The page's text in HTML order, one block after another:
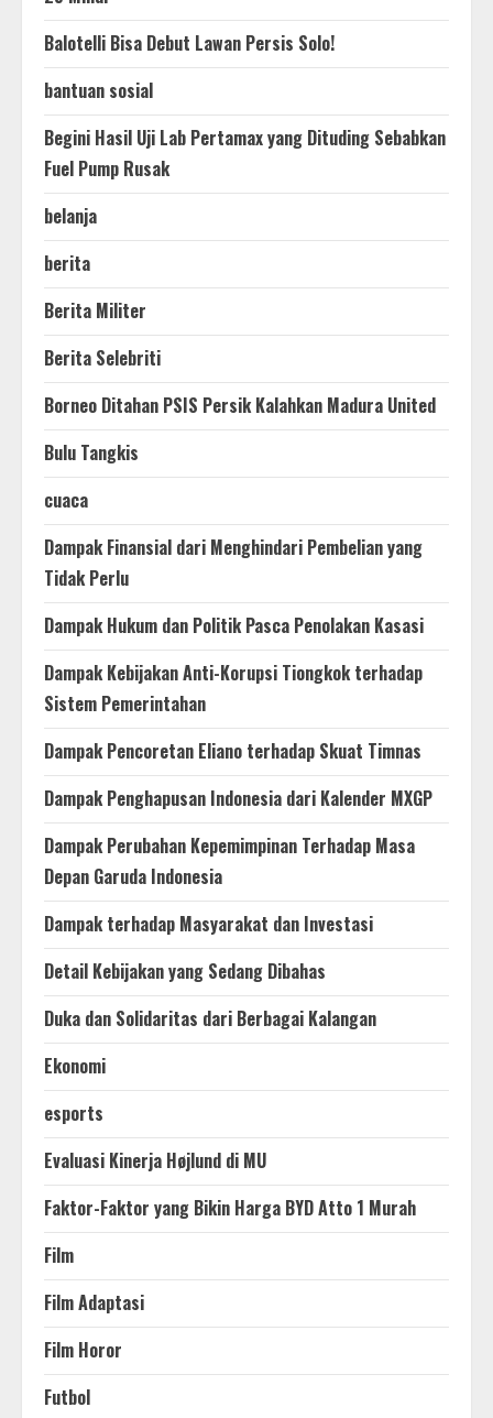
Balotelli Bisa Debut Lawan Persis Solo!
bantuan sosial
Begini Hasil Uji Lab Pertamax yang Dituding Sebabkan
Fuel Pump Rusak
belanja
berita
Berita Militer
Berita Selebriti
Borneo Ditahan PSIS Persik Kalahkan Madura United
Bulu Tangkis
cuaca
Dampak Finansial dari Menghindari Pembelian yang
Tidak Perlu
Dampak Hukum dan Politik Pasca Penolakan Kasasi
Dampak Kebijakan Anti-Korupsi Tiongkok terhadap
Sistem Pemerintahan
Dampak Pencoretan Eliano terhadap Skuat Timnas
Dampak Penghapusan Indonesia dari Kalender MXGP
Dampak Perubahan Kepemimpinan Terhadap Masa
Depan Garuda Indonesia
Dampak terhadap Masyarakat dan Investasi
Detail Kebijakan yang Sedang Dibahas
Duka dan Solidaritas dari Berbagai Kalangan
Ekonomi
esports
Evaluasi Kinerja Højlund di MU
Faktor-Faktor yang Bikin Harga BYD Atto 1 Murah
Film
Film Adaptasi
Film Horor
Futbol